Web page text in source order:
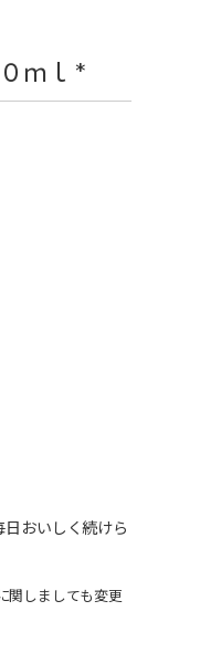
ｍｌ *
おいしく続けら
関しましても変更